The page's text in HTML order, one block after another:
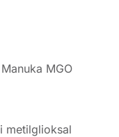
MGO
metilglioksal